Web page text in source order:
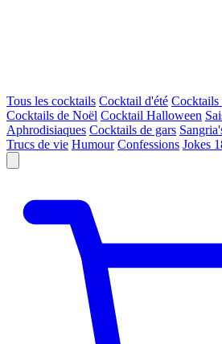
Tous les cocktails Cocktail d'été Cocktails
Cocktails de Noël Cocktail Halloween
Aphrodisiaques Cocktails de gars
Trucs de vie Humour Confessions Jokes